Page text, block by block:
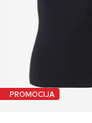
PROMOCIJA